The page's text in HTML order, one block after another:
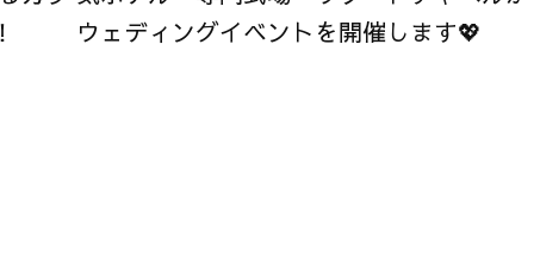
ウェディングイベントを開催します💖